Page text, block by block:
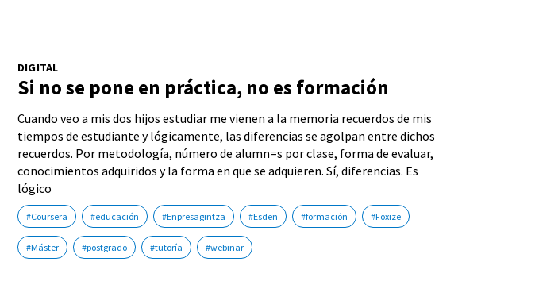
DIGITAL
Si no se pone en práctica, no es formación
Cuando veo a mis dos hijos estudiar me vienen a la memoria recuerdos de mis
tiempos de estudiante y lógicamente, las diferencias se agolpan entre dichos
recuerdos. Por metodología, número de alumn=s por clase, forma de evaluar,
conocimientos adquiridos y la forma en que se adquieren. Sí, diferencias. Es
lógico
#Coursera #educación #Enpresagintza #Esden #formación #Foxize
#Máster #postgrado #tutoría #webinar